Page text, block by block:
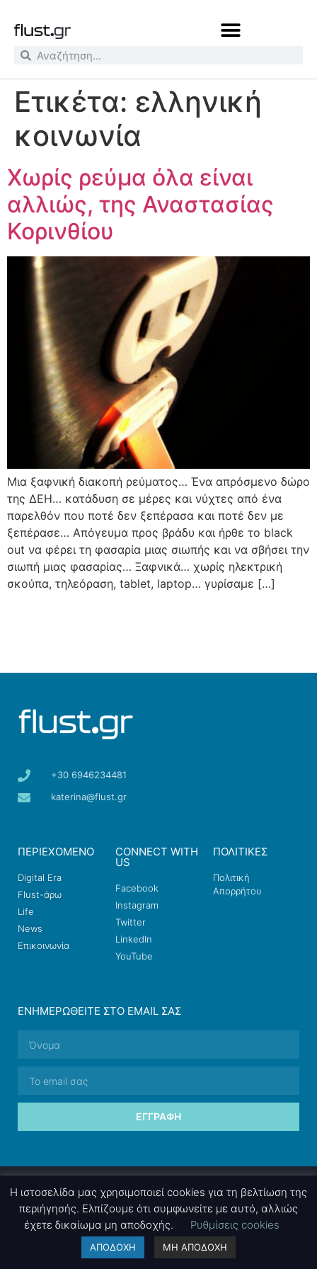
Ετικέτα: ελληνική
κοινωνία
Χωρίς ρεύμα όλα είναι
αλλιώς, της Αναστασίας
Κορινθίου
Μια ξαφνική διακοπή ρεύματος… Ένα απρόσμενο δώρο
της ΔΕΗ… κατάδυση σε μέρες και νύχτες από ένα
παρελθόν που ποτέ δεν ξεπέρασα και ποτέ δεν με
ξεπέρασε… Απόγευμα προς βράδυ και ήρθε το black
out να φέρει τη φασαρία μιας σιωπής και να σβήσει την
σιωπή μιας φασαρίας… Ξαφνικά… χωρίς ηλεκτρική
σκούπα, τηλεόραση, tablet, laptop… γυρίσαμε […]
+30 6946234481
katerina@flust.gr
ΠΕΡΙΕΧΟΜΕΝΟ
Digital Era
Flust-άρω
Life
News
Επικοινωνία
CONNECT WITH
US
Facebook
Instagram
Twitter
LinkedIn
YouTube
ΠΟΛΙΤΙΚΕΣ
Πολιτική
Απορρήτου
ΕΝΗΜΕΡΩΘΕΊΤΕ ΣΤΟ EMAIL ΣΑΣ
ΕΓΓΡΑΦΉ
nettings, ltd . Powered bymgk
Η ιστοσελίδα μας χρησιμοποιεί cookies για τη βελτίωση της
περιήγησής. Ελπίζουμε ότι συμφωνείτε με αυτό, αλλιώς
έχετε δικαίωμα μη αποδοχής.
Ρυθμίσεις cookies
ΑΠΟΔΟΧΗ ΜΗ ΑΠΟΔΟΧΗ